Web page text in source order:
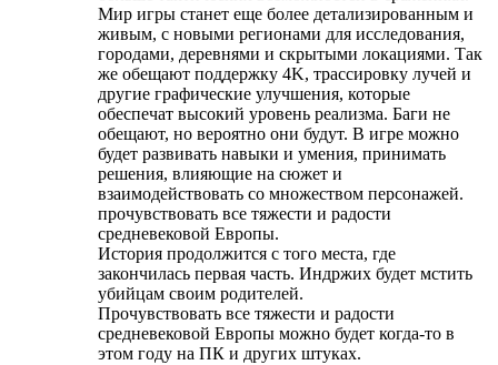
Мир игры станет еще более детализированным и
живым, с новыми регионами для исследования,
городами, деревнями и скрытыми локациями. Так
же обещают поддержку 4K, трассировку лучей и
другие графические улучшения, которые
обеспечат высокий уровень реализма. Баги не
обещают, но вероятно они будут. В игре можно
будет развивать навыки и умения, принимать
решения, влияющие на сюжет и
взаимодействовать со множеством персонажей.
прочувствовать все тяжести и радости
средневековой Европы.
История продолжится с того места, где
закончилась первая часть. Индржих будет мстить
убийцам своим родителей.
Прочувствовать все тяжести и радости
средневековой Европы можно будет когда-то в
этом году на ПК и других штуках.